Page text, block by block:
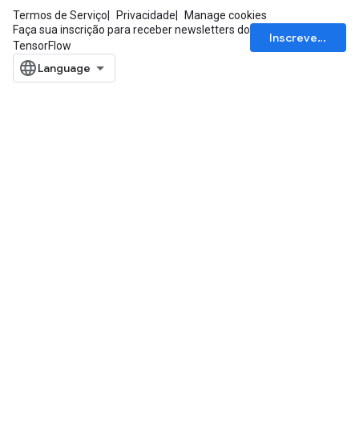
Termos de Serviço Privacidade
Manage cookies
Faça sua inscrição para receber newsletters do
TensorFlow
Inscrever-se